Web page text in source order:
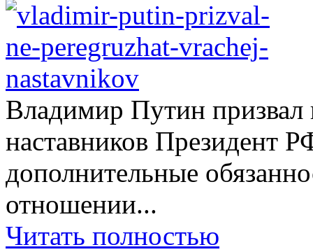
Владимир Путин призвал
наставников Президент
дополнительные
отношении...
Читать полностью